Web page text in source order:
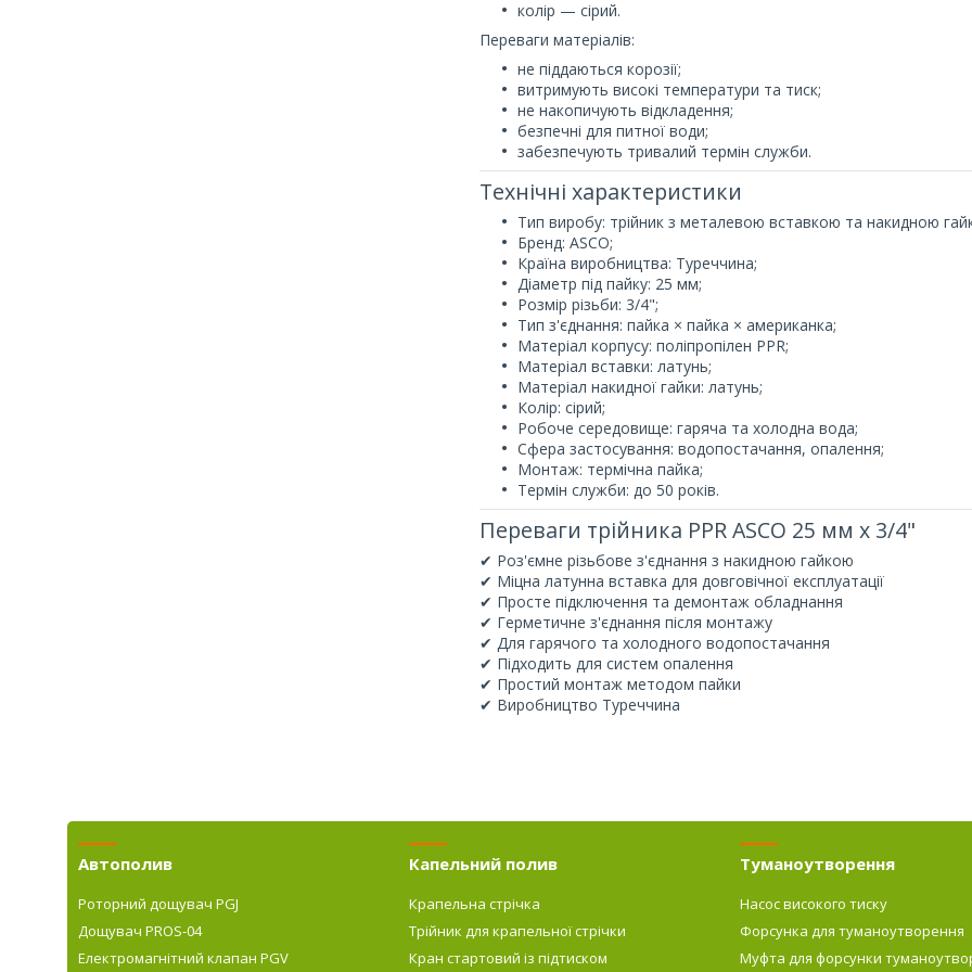
колір — сірий.
Переваги матеріалів:
не піддаються корозії;
витримують високі температури та тиск;
не накопичують відкладення;
безпечні для питної води;
забезпечують тривалий термін служби.
Технічні характеристики
Тип виробу: трійник з металевою вставкою та накидною
Бренд: ASCO;
Країна виробництва: Туреччина;
Діаметр під пайку: 25 мм;
Розмір різьби: 3/4";
Тип з'єднання: пайка × пайка × американка;
Матеріал корпусу: поліпропілен PPR;
Матеріал вставки: латунь;
Матеріал накидної гайки: латунь;
Колір: сірий;
Робоче середовище: гаряча та холодна вода;
Сфера застосування: водопостачання, опалення;
Монтаж: термічна пайка;
Термін служби: до 50 років.
Переваги трійника PPR ASCO 25 мм х 3/4"
✔ Роз'ємне різьбове з'єднання з накидною гайкою
✔ Міцна латунна вставка для довговічної експлуатації
✔ Просте підключення та демонтаж обладнання
✔ Герметичне з'єднання після монтажу
✔ Для гарячого та холодного водопостачання
✔ Підходить для систем опалення
✔ Простий монтаж методом пайки
✔ Виробництво Туреччина
Автополив
Роторний дощувач PGJ
Дощувач PROS-04
Електромагнітний клапан PGV
Капельний полив
Крапельна стрічка
Трійник для крапельної стрічки
Кран стартовий із підтиском
Туманоутворення
Насос високого тиску
Форсунка для туманоутворення
Муфта для форсунки